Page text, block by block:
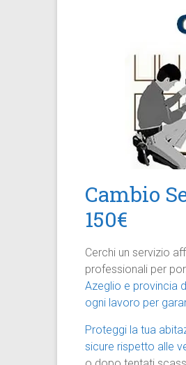
Cambio
150€
Cerchi un servizio
professionali per
Azeglio e provincia
ogni lavoro per
Proteggi la tua
sicure rispetto alle